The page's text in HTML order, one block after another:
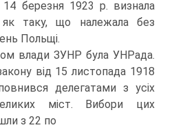
березня 1923 р. визнала
як таку, що належала без
Польщі.
влади ЗУНР була УНРада.
від 15 листопада 1918
делегатами з усіх
міст. Вибори цих
з 22 по